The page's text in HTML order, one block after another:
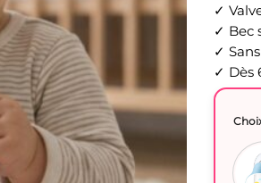
✓
✓ Bec
✓
✓ Dès